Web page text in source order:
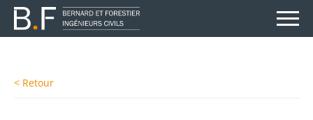
< Retour